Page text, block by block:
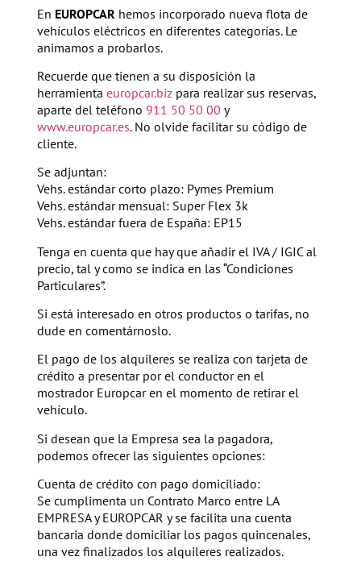
En EUROPCAR hemos incorporado nueva flota de
vehículos eléctricos en diferentes categorías. Le
animamos a probarlos.
Recuerde que tienen a su disposición la
herramientaeuropcar.biz para realizar sus reservas,
aparte del teléfono911 50 50 00 y
www.europcar.es. No olvide facilitar su código de
cliente.
Se adjuntan:
Vehs. estándar corto plazo: Pymes Premium
Vehs. estándar mensual: Super Flex 3k
Vehs. estándar fuera de España: EP15
Tenga en cuenta que hay que añadir el IVA / IGIC al
precio, tal y como se indica en las “Condiciones
Particulares”.
Si está interesado en otros productos o tarifas, no
dude en comentárnoslo.
El pago de los alquileres se realiza con tarjeta de
crédito a presentar por el conductor en el
mostrador Europcar en el momento de retirar el
vehículo.
Si desean que la Empresa sea la pagadora,
podemos ofrecer las siguientes opciones:
Cuenta de crédito con pago domiciliado:
Se cumplimenta un Contrato Marco entre LA
EMPRESA y EUROPCAR y se facilita una cuenta
bancaria donde domiciliar los pagos quincenales,
una vez finalizados los alquileres realizados.